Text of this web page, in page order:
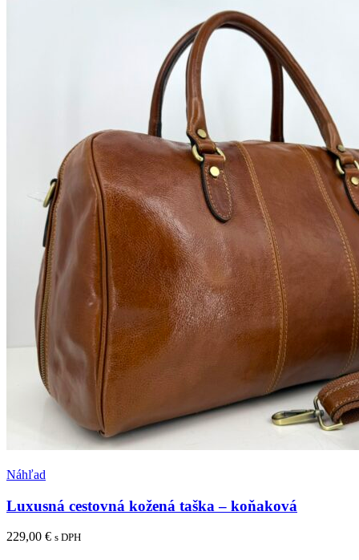
Náhľad
Luxusná cestovná kožená taška – koňaková
229,00 € s DPH